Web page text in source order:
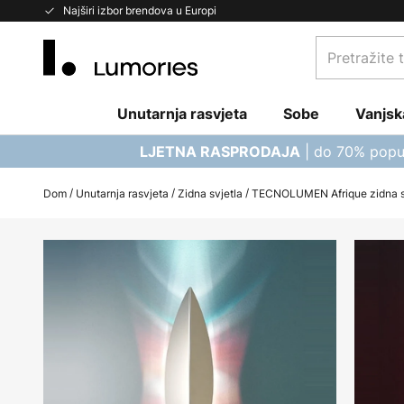
Najširi izbor brendova u Europi
Skip
Pretražite
trgovinu...
Unutarnja rasvjeta Sobe
LJETNA RASPRODAJA | do 70%
Dom Unutarnja rasvjeta Zidna svjetla TECNOLUMEN Afrique zidna